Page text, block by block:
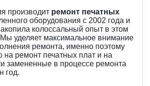
производит ремонт печатных
оборудования с 2002 года и
колоссальный опыт в этом
уделяет максимальное внимание
ремонта, именно поэтому
на ремонт печатных плат и на
замененные в процессе ремонта
год.